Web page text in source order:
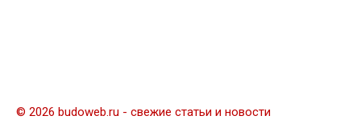
© 2026 budoweb.ru - свежие статьи и новости